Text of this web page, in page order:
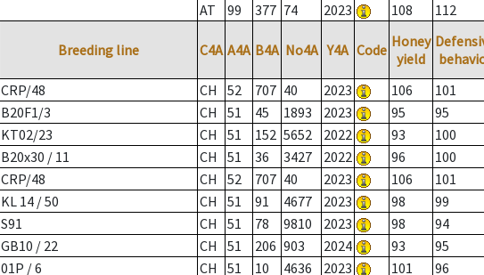
AT 99 377 74 2023 108 112
Breeding line C4A A4A B4A No4A Y4A Code Honey
yield
CRP/48 CH 52 707 40 2023 106 101
B20F1/3 CH 51 45 1893 2023 95 95
KT02/23 CH 51 152 5652 2022 93 100
B20x30 / 11 CH 51 36 3427 2022 96 100
CRP/48 CH 52 707 40 2023 106 101
KL 14 / 50 CH 51 91 4677 2023 98 99
S91 CH 51 78 9810 2023 98 94
GB10 / 22 CH 51 206 903 2024 93 95
01P / 6 CH 51 10 4636 2023 101 96